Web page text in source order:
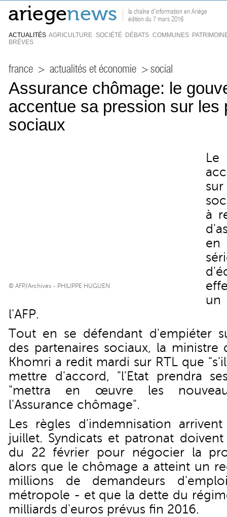
la chaîne d'information en Ariège
édition du 7 mars 2016
ACTUALITÉS AGRICULTURE SOCIÉTÉ DÉBATS COMMUNES
BRÈVES
france > actualités et économie > social
Assurance chômage: le
accentue sa pression sur les
sociaux
© AFP/Archives - PHILIPPE HUGUEN
à
en
un
l'AFP.
Tout en se défendant d'empiéter
des partenaires sociaux, la ministre
Khomri a redit mardi sur RTL que
mettre d'accord, "l'Etat prendra
"mettra en œuvre les
l'Assurance chômage".
Les règles d'indemnisation
juillet. Syndicats et patronat
du 22 février pour négocier la
alors que le chômage a atteint un
millions de demandeurs
métropole - et que la dette du
milliards d'euros prévus fin 2016.